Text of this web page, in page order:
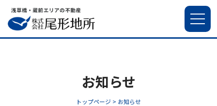
お知らせ
トップページ > お知らせ